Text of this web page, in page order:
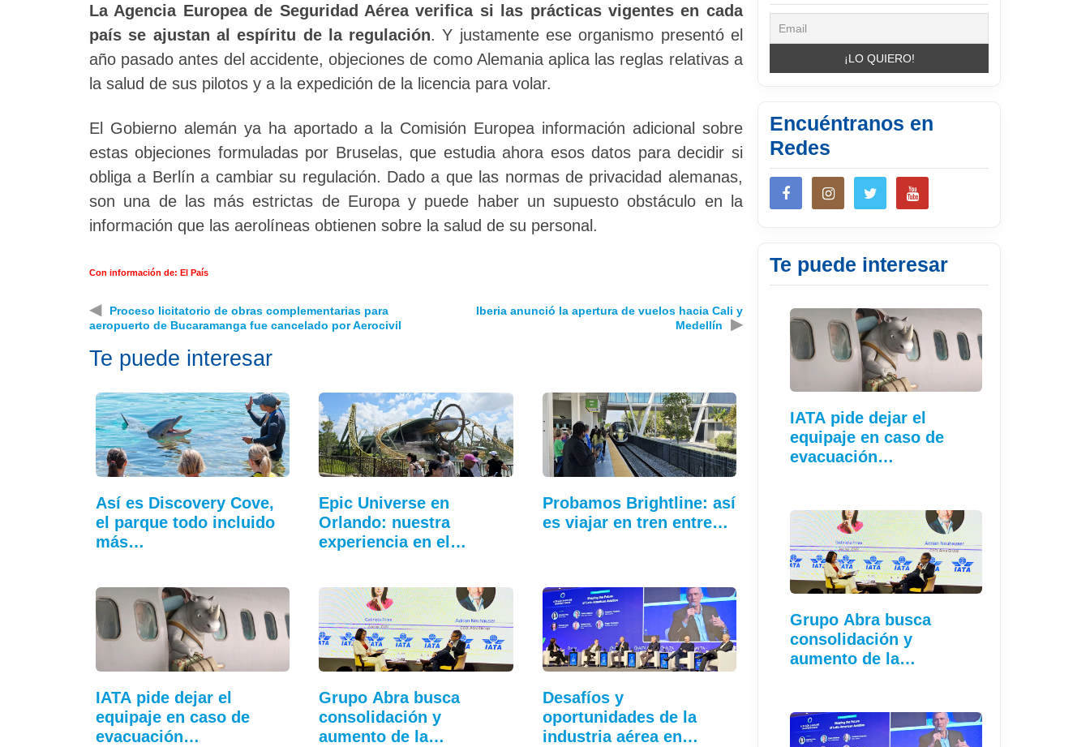
La Agencia Europea de Seguridad Aérea verifica si las prácticas vigentes en cada
país se ajustan al espíritu de la regulación. Y justamente ese organismo presentó el
año pasado antes del accidente, objeciones de como Alemania aplica las reglas relativas a
la salud de sus pilotos y a la expedición de la licencia para volar.
El Gobierno alemán ya ha aportado a la Comisión Europea información adicional sobre
estas objeciones formuladas por Bruselas, que estudia ahora esos datos para decidir si
obliga a Berlín a cambiar su regulación. Dado a que las normas de privacidad alemanas,
son una de las más estrictas de Europa y puede haber un supuesto obstáculo en la
información que las aerolíneas obtienen sobre la salud de su personal.
Con información de: El País
◀
Proceso licitatorio de obras complementarias para
aeropuerto de Bucaramanga fue cancelado por Aerocivil
Iberia anunció la apertura de vuelos hacia Cali y
Medellín
▶
Te puede interesar
Así es Discovery Cove,
el parque todo incluido
más…
Epic Universe en
Orlando: nuestra
experiencia en el…
Probamos Brightline: así
es viajar en tren entre…
IATA pide dejar el
equipaje en caso de
evacuación…
Grupo Abra busca
consolidación y
aumento de la
Desafíos y
oportunidades de la
industria aérea en…
Encuéntranos en
Redes
Te puede interesar
IATA pide dejar el
equipaje en caso de
evacuación…
Grupo Abra busca
consolidación y
aumento de la